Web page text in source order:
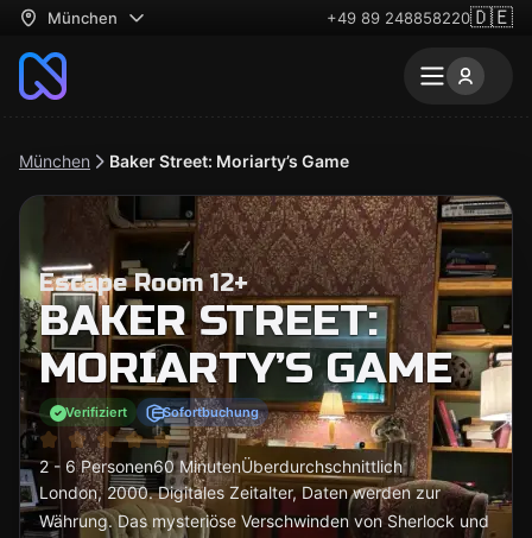
München +49 89 248858220🇩🇪
München Baker Street: Moriarty’s Game
Escape Room 12+
BAKER STREET:
MORIARTY’S GAME
Verifiziert Sofortbuchung
2 - 6 Personen60 MinutenÜberdurchschnittlich
London, 2000. Digitales Zeitalter, Daten werden zur
Währung. Das mysteriöse Verschwinden von Sherlock und